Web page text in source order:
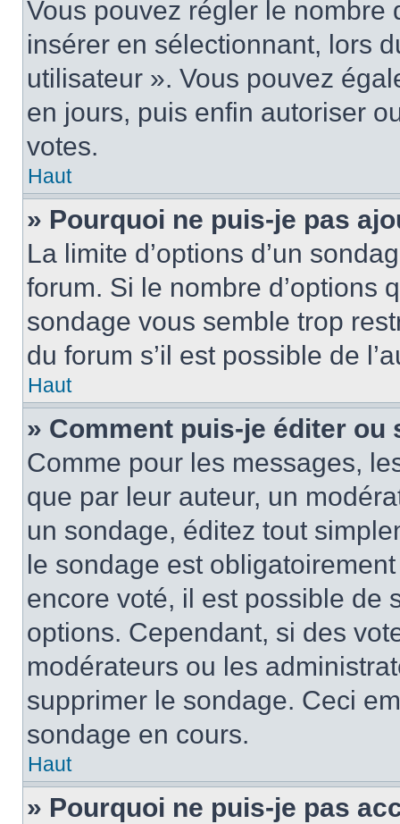
Vous pouvez régler le nombre
insérer en sélectionnant, lors
utilisateur ». Vous pouvez
en jours, puis enfin autoriser
votes.
Haut
» Pourquoi ne puis-je pas
La limite d’options d’un
forum. Si le nombre d’options
sondage vous semble trop
du forum s’il est possible de
Haut
» Comment puis-je éditer ou
Comme pour les messages,
que par leur auteur, un
un sondage, éditez tout
le sondage est
encore voté, il est possible de
options. Cependant, si des
modérateurs ou les
supprimer le sondage. Ceci
sondage en cours.
Haut
» Pourquoi ne puis-je pas